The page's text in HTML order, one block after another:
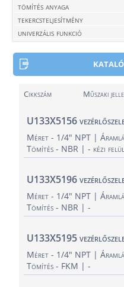
tömítés anyaga
tekercsteljesítmény
univerzális funkció
Cikkszám Műszaki
U133X5156
Méret - 1/4" NPT
Tömítés - NBR
- kézi
U133X5196
Méret - 1/4" NPT
Tömítés - NBR
-
U133X5195
Méret - 1/4" NPT
Tömítés - FKM
-